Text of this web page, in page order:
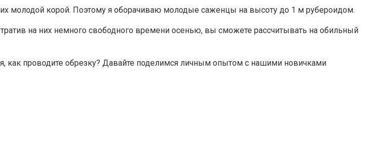
молодой корой. Поэтому я оборачиваю молодые саженцы на высоту до 1 м рубероидом.
на них немного свободного времени осенью, вы сможете рассчитывать на обильный
проводите обрезку? Давайте поделимся личным опытом с нашими новичками